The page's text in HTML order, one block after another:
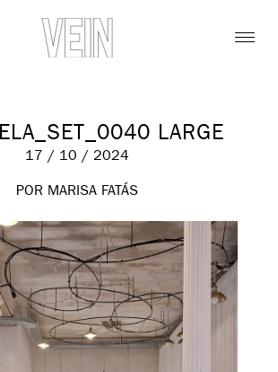
LARGE
17 / 10 / 2024
POR MARISA FATÁS